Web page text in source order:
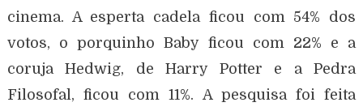
cinema. A esperta cadela ficou com 54% dos
votos, o porquinho Baby ficou com 22% e a
coruja Hedwig, de Harry Potter e a Pedra
Filosofal, ficou com 11%. A pesquisa foi feita